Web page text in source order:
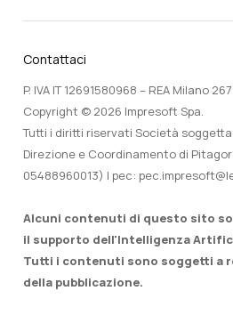
Contattaci
P. IVA IT 12691580968 – REA Milano
Copyright © 2026 Impresoft Spa.
Tutti i diritti riservati Società soggetta
Direzione e Coordinamento di
05488960013) | pec:
Alcuni contenuti di questo sito
il supporto dell'Intelligenza
Tutti i contenuti sono soggetti a
della pubblicazione.